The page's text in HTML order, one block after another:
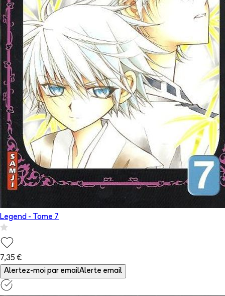
Legend - Tome 7
7,35 €
Alertez-moi par emailAlerte email